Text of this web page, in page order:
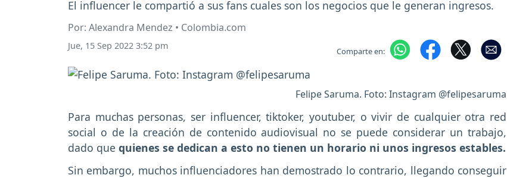
El influencer le compartió a sus fans cuales son los negocios que le generan ingresos.
Por: Alexandra Mendez • Colombia.com
Jue, 15 Sep 2022 3:52 pm Comparte en:
Felipe Saruma. Foto: Instagram @felipesaruma
Para muchas personas, ser influencer, tiktoker, youtuber, o vivir de cualquier otra red
social o de la creación de contenido audiovisual no se puede considerar un trabajo,
dado que quienes se dedican a esto no tienen un horario ni unos ingresos estables.
Sin embargo, muchos influenciadores han demostrado lo contrario, llegando conseguir